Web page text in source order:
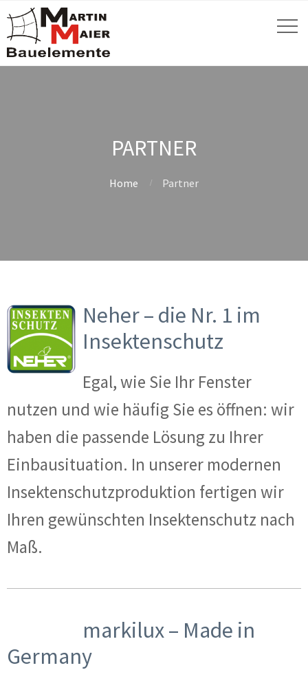
PARTNER
Home Partner
Neher – die Nr. 1 im
Insektenschutz
Egal, wie Sie Ihr Fenster
nutzen und wie häufig Sie es öffnen: wir
haben die passende Lösung zu Ihrer
Einbausituation. In unserer modernen
Insektenschutzproduktion fertigen wir
Ihren gewünschten Insektenschutz nach
Maß.
markilux – Made in
Germany